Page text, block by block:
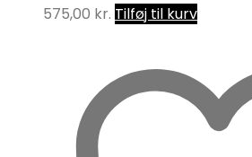
575,00 kr. Tilføj til kurv